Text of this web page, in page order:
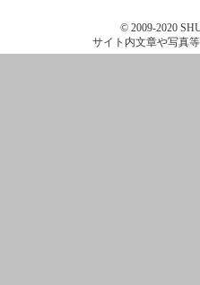
© 2009-2020
サイト内文章や写真